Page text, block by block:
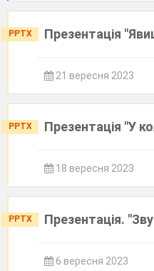
PPTX Презентація
21 вересня 2023
PPTX Презентація "У
18 вересня 2023
PPTX Презентація.
6 вересня 2023